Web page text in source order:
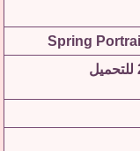
صور ومخطوطات تايبوجرافي رمضان 2021 للتحميل